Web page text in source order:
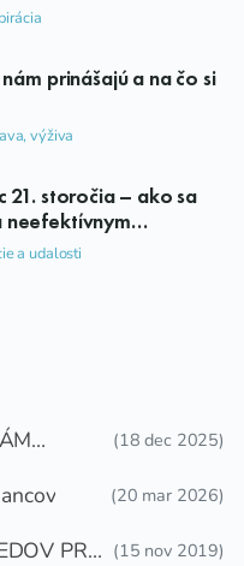
prinášajú a na čo si
výživa
21. storočia – ako sa
neefektívnym
a udalosti
(18 dec 2025)
(20 mar 2026)
PRE
(15 nov 2019)